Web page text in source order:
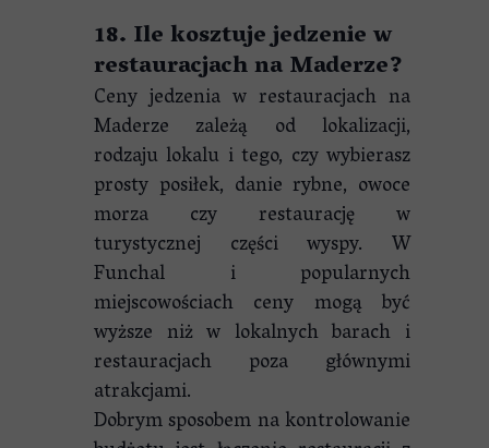
18. Ile kosztuje jedzenie w
restauracjach na Maderze?
Ceny jedzenia w restauracjach na
Maderze zależą od lokalizacji,
rodzaju lokalu i tego, czy wybierasz
prosty posiłek, danie rybne, owoce
morza czy restaurację w
turystycznej części wyspy. W
Funchal i popularnych
miejscowościach ceny mogą być
wyższe niż w lokalnych barach i
restauracjach poza głównymi
atrakcjami.
Dobrym sposobem na kontrolowanie